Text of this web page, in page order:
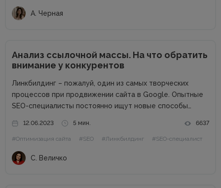
статистику...
А. Черная
Анализ ссылочной массы. На что обратить
внимание у конкурентов
Линкбилдинг – пожалуй, один из самых творческих
процессов при продвижении сайта в Google. Опытные
SEO-специалисты постоянно ищут новые способы
будут стоить недорого, при этом подталкивать нужные
страницы по ключевым запросам. В этой статье мы...
12.06.2023 5 мин. 6637
#Оптимизация сайта #SEO #Линкбилдинг #SEO-специалист
С. Величко